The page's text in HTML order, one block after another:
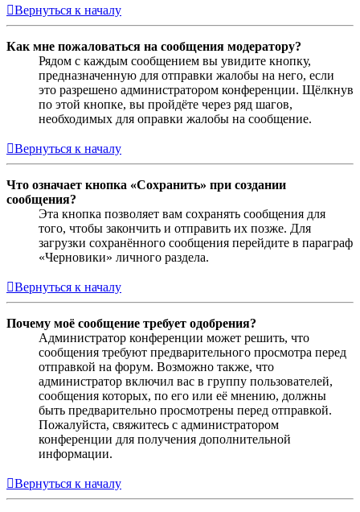
Вернуться к началу
Как мне пожаловаться на сообщения модератору?
Рядом с каждым сообщением вы увидите кнопку,
предназначенную для отправки жалобы на него, если
это разрешено администратором конференции. Щёлкнув
по этой кнопке, вы пройдёте через ряд шагов,
необходимых для оправки жалобы на сообщение.
Вернуться к началу
Что означает кнопка «Сохранить» при создании
сообщения?
Эта кнопка позволяет вам сохранять сообщения для
того, чтобы закончить и отправить их позже. Для
загрузки сохранённого сообщения перейдите в параграф
«Черновики» личного раздела.
Вернуться к началу
Почему моё сообщение требует одобрения?
Администратор конференции может решить, что
сообщения требуют предварительного просмотра перед
отправкой на форум. Возможно также, что
администратор включил вас в группу пользователей,
сообщения которых, по его или её мнению, должны
быть предварительно просмотрены перед отправкой.
Пожалуйста, свяжитесь с администратором
конференции для получения дополнительной
информации.
Вернуться к началу